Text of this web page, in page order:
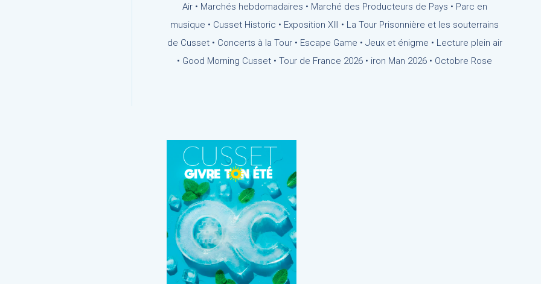
Air • Marchés hebdomadaires • Marché des Producteurs de Pays • Parc en
musique • Cusset Historic • Exposition XIII • La Tour Prisonnière et les souterrains
de Cusset • Concerts à la Tour • Escape Game • Jeux et énigme • Lecture plein air
• Good Morning Cusset • Tour de France 2026 • iron Man 2026 • Octobre Rose